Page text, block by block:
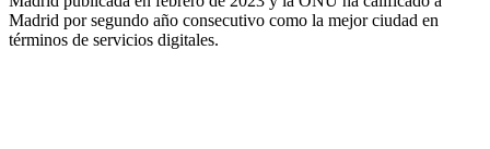
Madrid por segundo año consecutivo como la mejor ciudad en
términos de servicios digitales.